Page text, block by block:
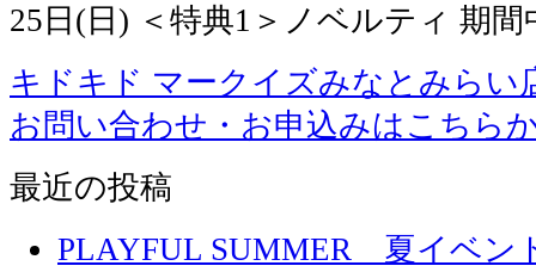
25日(日) ＜特典1＞ノベルティ 期
キドキド マークイズみなとみらい
お問い合わせ・お申込みはこちら
最近の投稿
PLAYFUL SUMMER 夏イベ